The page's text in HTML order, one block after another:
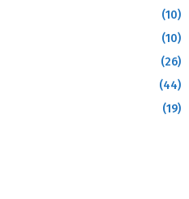
(10)
(10)
(26)
(44)
(19)